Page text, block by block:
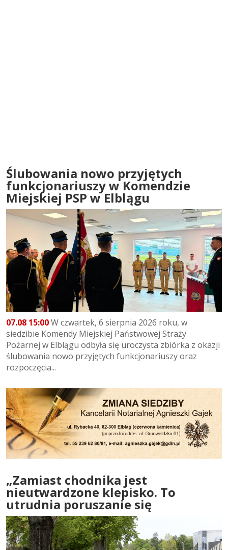
Ślubowania nowo przyjętych
funkcjonariuszy w Komendzie
Miejskiej PSP w Elblągu
07.08 15:00W czwartek, 6 sierpnia 2026 roku, w
siedzibie Komendy Miejskiej Państwowej Straży
Pożarnej w Elblągu odbyła się uroczysta zbiórka z okazji
ślubowania nowo przyjętych funkcjonariuszy oraz
rozpoczęcia...
„Zamiast chodnika jest
nieutwardzone klepisko. To
utrudnia poruszanie się